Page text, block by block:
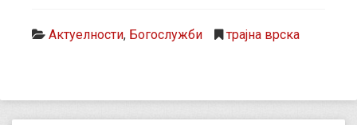
Актуелности, Богослужби трајна врска